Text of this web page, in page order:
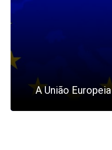
A União Europeia